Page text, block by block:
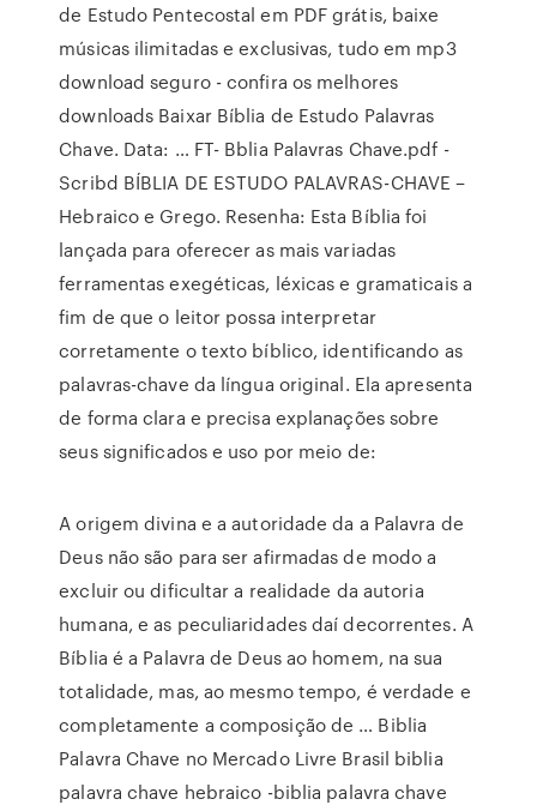
de Estudo Pentecostal em PDF grátis, baixe
músicas ilimitadas e exclusivas, tudo em mp3
download seguro - confira os melhores
downloads Baixar Bíblia de Estudo Palavras
Chave. Data: … FT- Bblia Palavras Chave.pdf -
Scribd BÍBLIA DE ESTUDO PALAVRAS-CHAVE –
Hebraico e Grego. Resenha: Esta Bíblia foi
lançada para oferecer as mais variadas
ferramentas exegéticas, léxicas e gramaticais a
fim de que o leitor possa interpretar
corretamente o texto bíblico, identificando as
palavras-chave da língua original. Ela apresenta
de forma clara e precisa explanações sobre
seus significados e uso por meio de:
A origem divina e a autoridade da a Palavra de
Deus não são para ser afirmadas de modo a
excluir ou dificultar a realidade da autoria
humana, e as peculiaridades daí decorrentes. A
Bíblia é a Palavra de Deus ao homem, na sua
totalidade, mas, ao mesmo tempo, é verdade e
completamente a composição de … Biblia
Palavra Chave no Mercado Livre Brasil biblia
palavra chave hebraico -biblia palavra chave